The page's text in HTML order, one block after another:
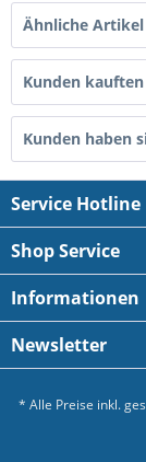
Ähnliche Artikel
Kunden
Kunden haben
Service Hotline
Shop Service
Informationen
Newsletter
* Alle Preise inkl.